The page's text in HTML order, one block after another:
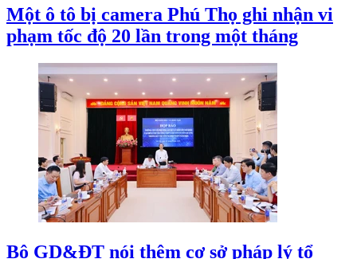
Một ô tô bị camera Phú Thọ ghi nhận vi
phạm tốc độ 20 lần trong một tháng
Bộ GD&ĐT nói thêm cơ sở pháp lý tổ